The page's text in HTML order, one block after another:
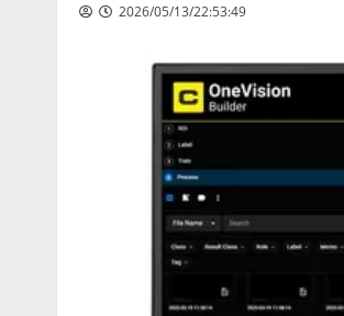
2026/05/13/22:53:49